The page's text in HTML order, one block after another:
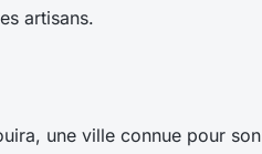
artisans.
une ville connue pour son